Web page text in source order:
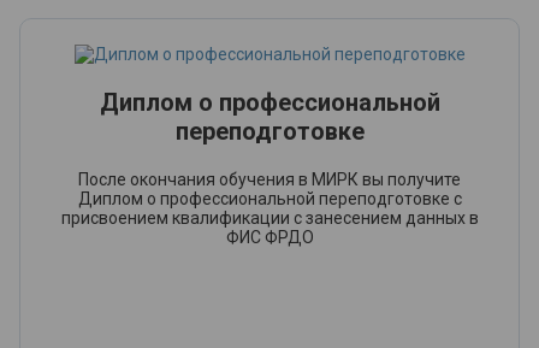
Диплом о профессиональной
переподготовке
После окончания обучения в МИРК вы получите
Диплом о профессиональной переподготовке с
присвоением квалификации с занесением данных в
ФИС ФРДО